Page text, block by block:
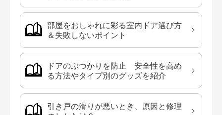
部屋をおしゃれに彩る室内ドア選び方
＆失敗しないポイント
ドアのぶつかりを防止 安全性を高め
る方法やタイプ別のグッズを紹介
引き戸の滑りが悪いとき、原因と修理